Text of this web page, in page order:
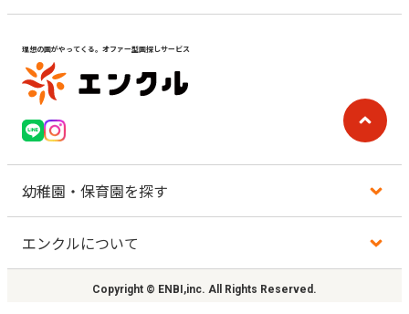
理想の園がやってくる。オファー型園探しサービス
幼稚園・保育園を探す
エンクルについて
Copyright © ENBI,inc. All Rights Reserved.